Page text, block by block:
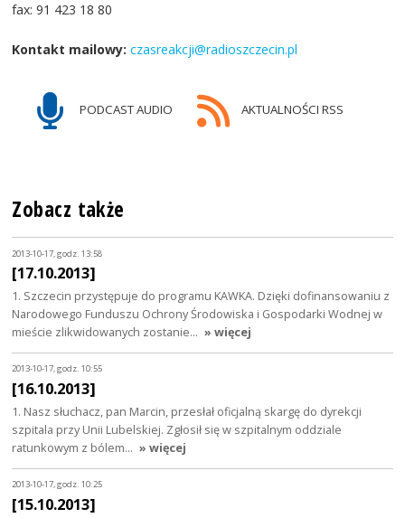
fax: 91 423 18 80
Kontakt mailowy: czasreakcji@radioszczecin.pl
PODCAST AUDIO AKTUALNOŚCI RSS
Zobacz także
2013-10-17, godz. 13:58
[17.10.2013]
1. Szczecin przystępuje do programu KAWKA. Dzięki dofinansowaniu z
Narodowego Funduszu Ochrony Środowiska i Gospodarki Wodnej w
mieście zlikwidowanych zostanie… » więcej
2013-10-17, godz. 10:55
[16.10.2013]
1. Nasz słuchacz, pan Marcin, przesłał oficjalną skargę do dyrekcji
szpitala przy Unii Lubelskiej. Zgłosił się w szpitalnym oddziale
ratunkowym z bólem… » więcej
2013-10-17, godz. 10:25
[15.10.2013]